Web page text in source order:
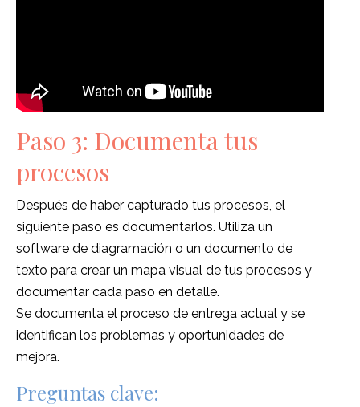
Paso 3: Documenta tus
procesos
Después de haber capturado tus procesos, el
siguiente paso es documentarlos. Utiliza un
software de diagramación o un documento de
texto para crear un mapa visual de tus procesos y
documentar cada paso en detalle.
Se documenta el proceso de entrega actual y se
identifican los problemas y oportunidades de
mejora.
Preguntas clave: